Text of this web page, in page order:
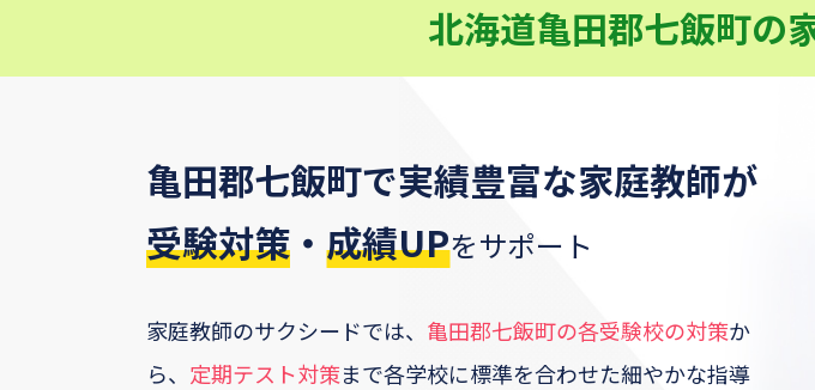
北海道亀田郡七飯町の
亀田郡七飯町で実績豊富な家庭教師が
受験対策 ・ 成績UPをサポート
家庭教師のサクシードでは、 亀田郡七飯町の各受験校の対策か
ら、 定期テスト対策まで各学校に標準を合わせた細やかな指導